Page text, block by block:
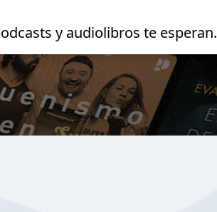
y audiolibros te esperan.